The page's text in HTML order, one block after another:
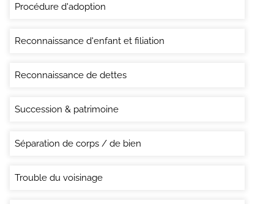
Procédure d'adoption
Reconnaissance d'enfant et filiation
Reconnaissance de dettes
Succession & patrimoine
Séparation de corps / de bien
Trouble du voisinage